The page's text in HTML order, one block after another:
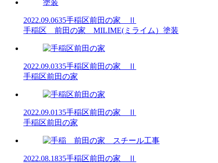
2022.09.0635手稲区前田の家 Ⅱ
手稲区 前田の家 MILIME(ミライム）塗装
2022.09.0335手稲区前田の家 Ⅱ
手稲区前田の家
2022.09.0135手稲区前田の家 Ⅱ
手稲区前田の家
2022.08.1835手稲区前田の家 Ⅱ